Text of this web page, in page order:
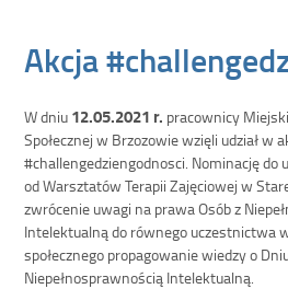
Akcja
W dniu 12.05.2021 r. pracownicy
Społecznej w Brzozowie wzięli udział w
#challengedziengodnosci. Nominację do
od Warsztatów Terapii Zajęciowej w
zwrócenie uwagi na prawa Osób z
Intelektualną do równego uczestnictwa
społecznego propagowanie wiedzy o
Niepełnosprawnością Intelektualną.